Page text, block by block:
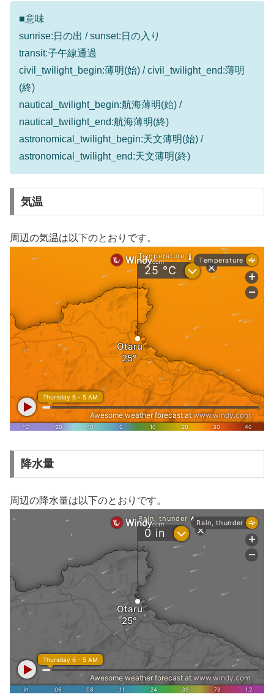
■意味
sunrise:日の出 / sunset:日の入り
transit:子午線通過
civil_twilight_begin:薄明(始) / civil_twilight_end:薄明
(終)
nautical_twilight_begin:航海薄明(始) /
nautical_twilight_end:航海薄明(終)
astronomical_twilight_begin:天文薄明(始) /
astronomical_twilight_end:天文薄明(終)
気温
周辺の気温は以下のとおりです。
降水量
周辺の降水量は以下のとおりです。